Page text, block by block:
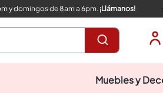
y domingos de 8am a 6pm.¡Llámanos!
Muebles y